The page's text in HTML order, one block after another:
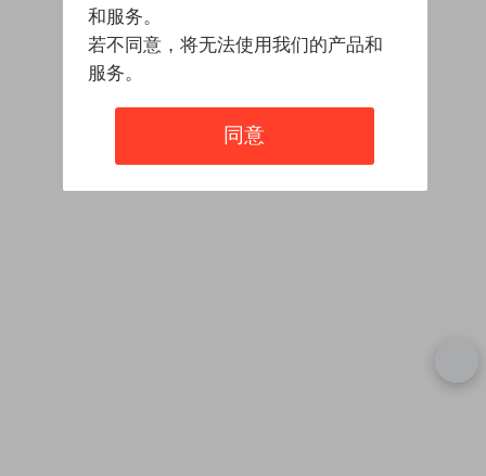
和服务。
若不同意，将无法使用我们的产品和
服务。
同意